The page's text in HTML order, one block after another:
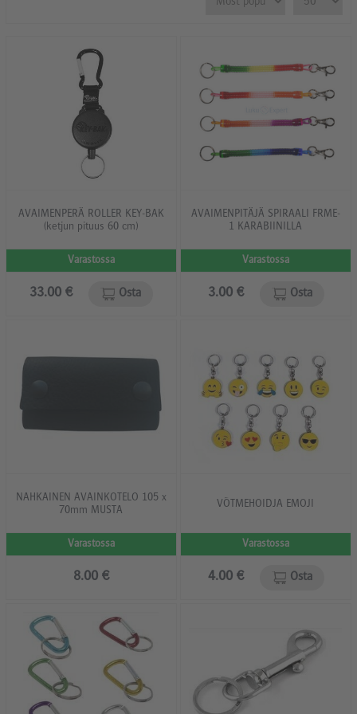
AVAIMENPERÄ ROLLER KEY-BAK
(ketjun pituus 60 cm)
Varastossa
33.00 € Osta
AVAIMENPITÄJÄ SPIRAALI FRME-
1 KARABIINILLA
Varastossa
3.00 € Osta
NAHKAINEN AVAINKOTELO 105 x
70mm MUSTA
Varastossa
8.00 €
VÕTMEHOIDJA EMOJI
Varastossa
4.00 € Osta